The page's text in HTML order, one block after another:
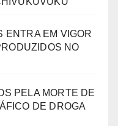
ENTRA EM VIGOR
NO
PELA MORTE DE
DE DROGA